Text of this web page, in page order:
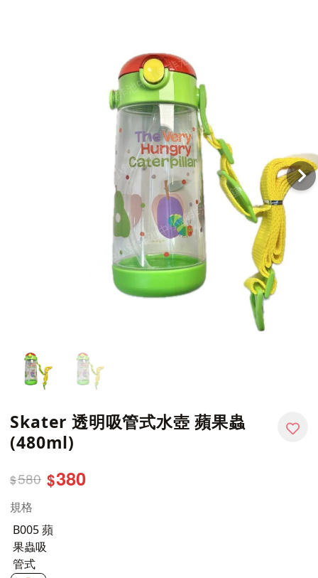
Skater 透明吸管式水壺 蘋果蟲
(480ml)
$580 $380
規格
B005 蘋
果蟲吸
管式